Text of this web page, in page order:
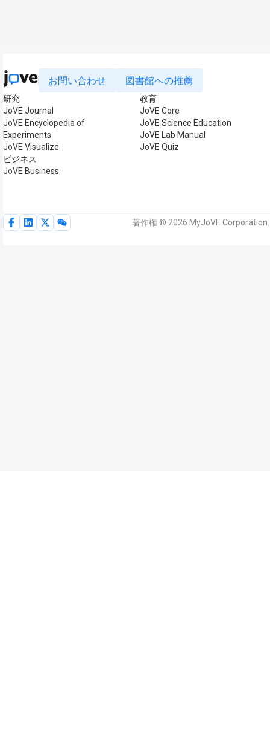
お問い合わせ 図書館への推薦
研究
JoVE Journal
JoVE Encyclopedia of
Experiments
JoVE Visualize
ビジネス
JoVE Business
教育
JoVE Core
JoVE Science Education
JoVE Lab Manual
JoVE Quiz
著作権 © 2026 MyJoVE